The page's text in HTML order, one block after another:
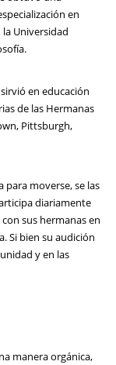
en
Universidad
en educación
de las Hermanas
Pittsburgh,
para moverse, se las
diariamente
sus hermanas en
Si bien su audición
y en las
manera orgánica,